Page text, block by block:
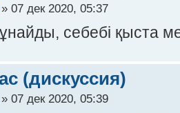
» 07 дек 2020, 05:37
себебі қыста
(дискуссия)
» 07 дек 2020, 05:39